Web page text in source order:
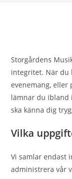
Storgårdens
integritet. När du
evenemang, eller
lämnar du ibland
ska känna dig
Vilka
Vi samlar endast
administrera vår